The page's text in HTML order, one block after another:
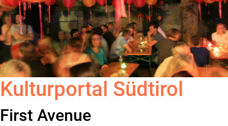
Kulturportal Südtirol
First Avenue